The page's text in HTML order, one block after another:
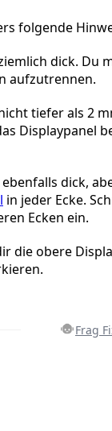
folgende
dick. Du
aufzutrennen.
tiefer als 2
Displaypanel
dick,
in jeder Ecke.
Ecken ein.
die obere
Frag